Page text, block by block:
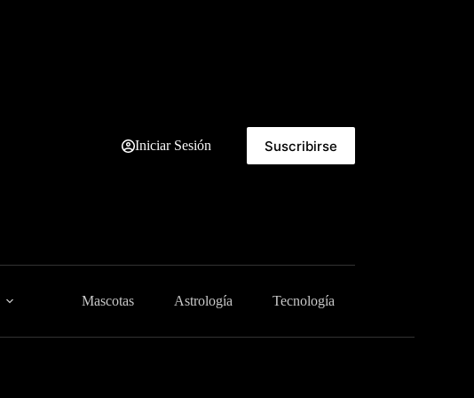
Iniciar Sesión Suscribirse
Mascotas Astrología Tecnología